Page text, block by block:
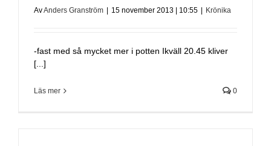
AvAnders Granström | 15 november 2013 | 10:55 | Krönika
-fast med så mycket mer i potten Ikväll 20.45 kliver
[...]
Läs mer 0